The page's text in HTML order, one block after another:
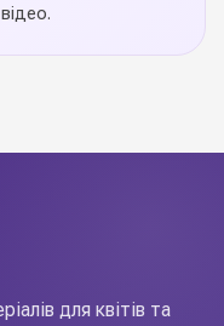
(у
Pack —
привабливі ціни.
для квітів та